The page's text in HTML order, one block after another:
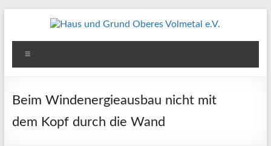
Haus
und
Grund
Oberes
Beim Windenergieausbau nicht mit
dem Kopf durch die Wand